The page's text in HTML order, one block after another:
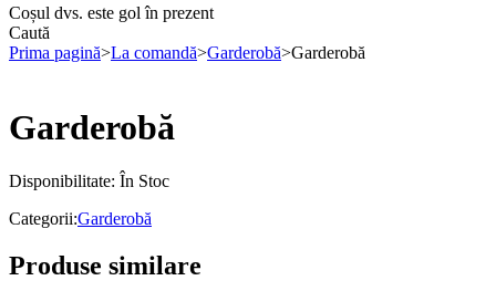
Coșul dvs. este gol în prezent
Caută
Prima pagină>La comandă>Garderobă>Garderobă
Garderobă
Disponibilitate: În Stoc
Categorii:Garderobă
Produse similare